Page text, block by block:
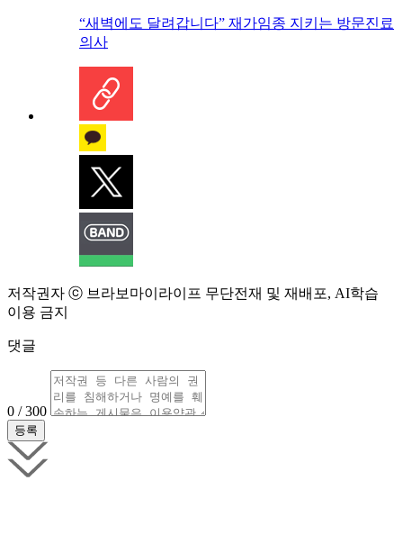
“새벽에도 달려갑니다” 재가임종 지키는 방문진료
의사
저작권자 ⓒ 브라보마이라이프 무단전재 및 재배포, AI학습
이용 금지
댓글
0 / 300